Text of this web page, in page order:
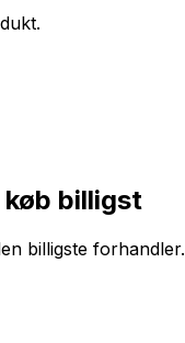
køb billigst
billigste forhandler.